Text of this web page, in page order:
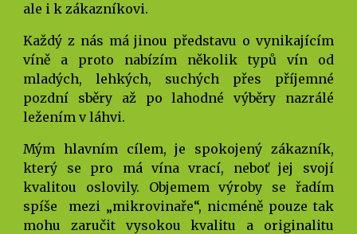
ale i k zákazníkovi.
Každý z nás má jinou představu o vynikajícím
víně a proto nabízím několik typů vín od
mladých, lehkých, suchých přes příjemné
pozdní sběry až po lahodné výběry nazrálé
ležením v láhvi.
Mým hlavním cílem, je spokojený zákazník,
který se pro má vína vrací, neboť jej svojí
kvalitou oslovily. Objemem výroby se řadím
spíše mezi „mikrovinaře“, nicméně pouze tak
mohu zaručit vysokou kvalitu a originalitu